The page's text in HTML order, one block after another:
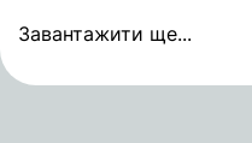
Завантажити ще...